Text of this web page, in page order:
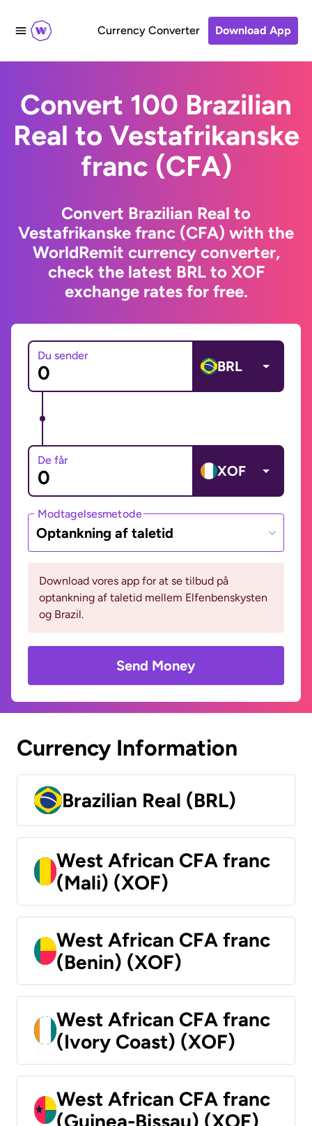
Currency Converter Download App
Convert 100 Brazilian
Real to Vestafrikanske
franc (CFA)
Convert Brazilian Real to
Vestafrikanske franc (CFA) with the
WorldRemit currency converter,
check the latest BRL to XOF
exchange rates for free.
Du sender
BRL
De får
XOF
Modtagelsesmetode
Optankning af taletid
Download vores app for at se tilbud på
optankning af taletid mellem Elfenbenskysten
og Brazil.
Send Money
Currency Information
Brazilian Real (BRL)
West African CFA franc
(Mali) (XOF)
West African CFA franc
(Benin) (XOF)
West African CFA franc
(Ivory Coast) (XOF)
West African CFA franc